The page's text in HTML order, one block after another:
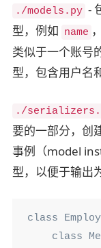
./models.py -
型，例如 name ，
类似于一个账号
型，包含用户名
./
要的一部分，创
事例（model
型，以便于输出
class
class